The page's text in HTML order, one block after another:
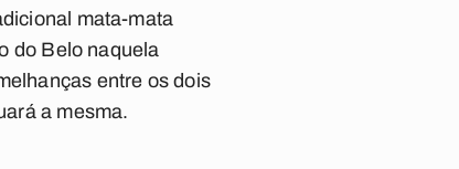
mata-mata
do Belo naquela
entre os dois
a mesma.